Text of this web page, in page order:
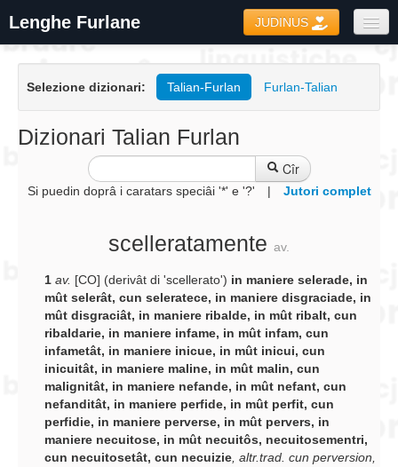
Lenghe Furlane JUDINUS
Formari
Coretôr Ortografic
Informazions
Selezione dizionari: Talian-Furlan Furlan-Talian
Dizionari Talian Furlan
Cîr
Si puedin doprâ i caratars speciâi '*' e '?' | Jutori complet
scelleratamente av.
1 av. [CO] (derivât di 'scellerato') in maniere selerade, in
mût selerât, cun seleratece, in maniere disgraciade, in
mût disgraciât, in maniere ribalde, in mût ribalt, cun
ribaldarie, in maniere infame, in mût infam, cun
infametât, in maniere inicue, in mût inicui, cun
inicuitât, in maniere maline, in mût malin, cun
malignitât, in maniere nefande, in mût nefant, cun
nefanditât, in maniere perfide, in mût perfit, cun
perfidie, in maniere perverse, in mût pervers, in
maniere necuitose, in mût necuitôs, necuitosementri,
cun necuitosetât, cun necuizie altr.trad. cun perversion,